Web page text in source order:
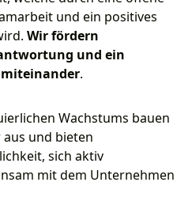
und ein positives
Wir fördern
und ein
.
Wachstums bauen
und bieten
sich aktiv
mit dem Unternehmen